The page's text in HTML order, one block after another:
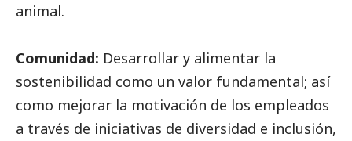
animal.
Comunidad: Desarrollar y alimentar la
sostenibilidad como un valor fundamental; así
como mejorar la motivación de los empleados
a través de iniciativas de diversidad e inclusión,